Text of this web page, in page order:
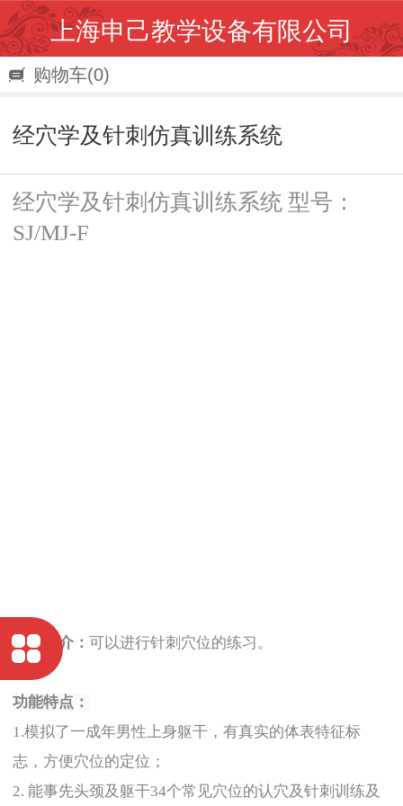
上海申己教学设备有限公司
购物车(0)
经穴学及针刺仿真训练系统
经穴学及针刺仿真训练系统 型号：
SJ/MJ-F
产品简介： 可以进行针刺穴位的练习。
功能特点：
1.模拟了一成年男性上身躯干，有真实的体表特征标
志，方便穴位的定位；
2. 能事先头颈及躯干34个常见穴位的认穴及针刺训练及